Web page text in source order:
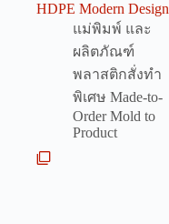
HDPE Modern Design
แม่พิมพ์ และ
ผลิตภัณฑ์
พลาสติกสั่งทำ
พิเศษ Made-to-
Order Mold to
Product